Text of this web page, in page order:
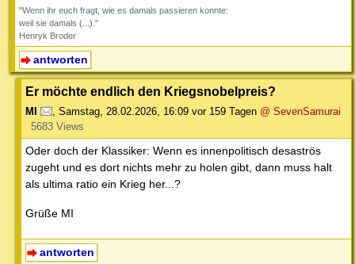
"Wenn ihr euch fragt, wie es damals passieren konnte:
weil sie damals (...)."
Henryk Broder
antworten
Er möchte endlich den Kriegsnobelpreis?
MI , Samstag, 28.02.2026, 16:09 vor 159 Tagen @ SevenSamurai
5683 Views
Oder doch der Klassiker: Wenn es innenpolitisch desaströs
zugeht und es dort nichts mehr zu holen gibt, dann muss halt
als ultima ratio ein Krieg her...?
Grüße MI
antworten